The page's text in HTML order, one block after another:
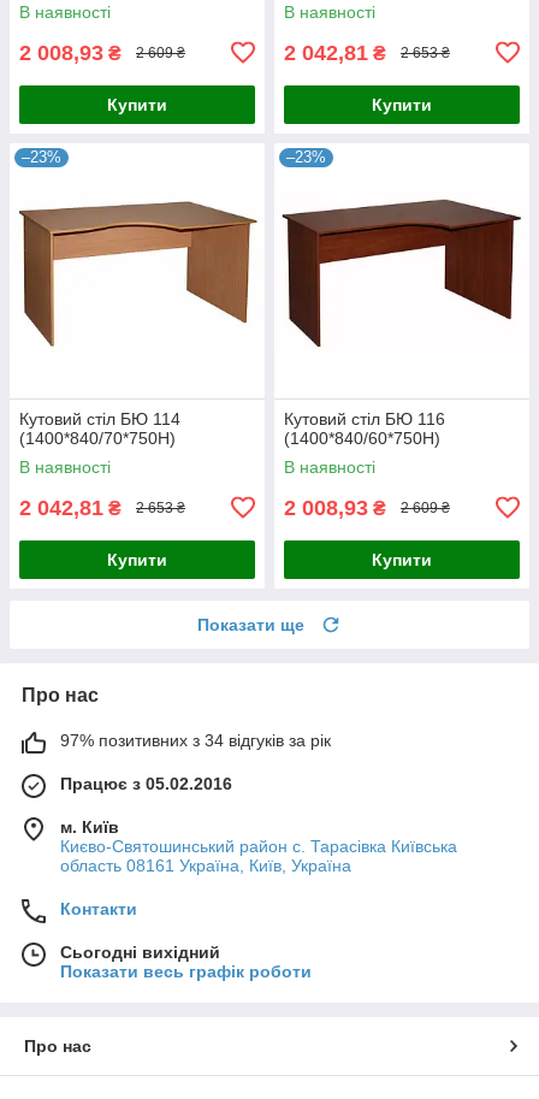
В наявності
2 008,93 ₴ 2 609 ₴
Купити
В наявності
2 042,81 ₴ 2 653 ₴
Купити
–23%
Кутовий стіл БЮ 114
(1400*840/70*750Н)
В наявності
2 042,81 ₴ 2 653 ₴
Купити
–23%
Кутовий стіл БЮ 116
(1400*840/60*750Н)
В наявності
2 008,93 ₴ 2 609 ₴
Купити
Показати ще
Про нас
97% позитивних з 34 відгуків за рік
Працює з 05.02.2016
м. Київ
Києво-Святошинський район с. Тарасівка Київська
область 08161 Україна, Київ, Україна
Контакти
Сьогодні вихідний
Показати весь графік роботи
Про нас